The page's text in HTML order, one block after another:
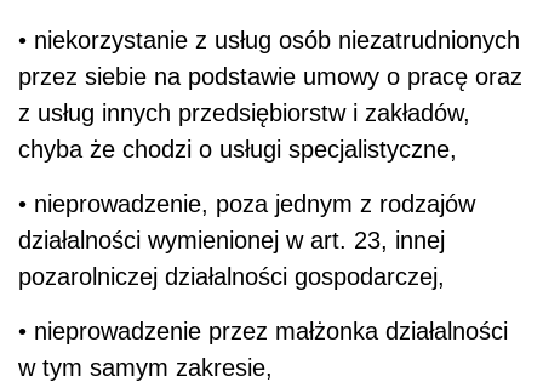
• niekorzystanie z usług osób niezatrudnionych
przez siebie na podstawie umowy o pracę oraz
z usług innych przedsiębiorstw i zakładów,
chyba że chodzi o usługi specjalistyczne,
• nieprowadzenie, poza jednym z rodzajów
działalności wymienionej w art. 23, innej
pozarolniczej działalności gospodarczej,
• nieprowadzenie przez małżonka działalności
w tym samym zakresie,